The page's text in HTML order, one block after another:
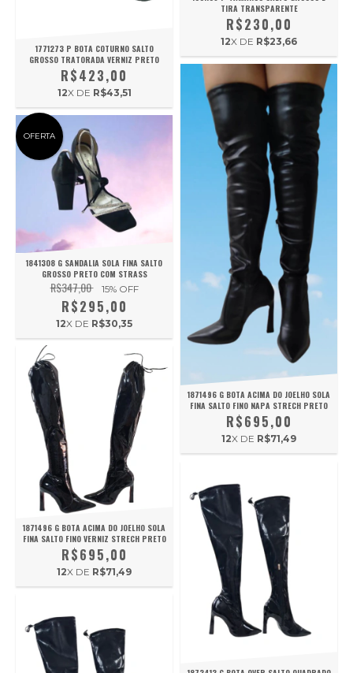
1771273 P BOTA COTURNO SALTO
GROSSO TRATORADA VERNIZ PRETO
R$423,00
12X DE R$43,51
TIRA TRANSPARENTE
R$230,00
12X DE R$23,66
OFERTA
1841308 G SANDALIA SOLA FINA SALTO
GROSSO PRETO COM STRASS
R$347,00 15% OFF
R$295,00
12X DE R$30,35
1871496 G BOTA ACIMA DO JOELHO SOLA
FINA SALTO FINO NAPA STRECH PRETO
R$695,00
12X DE R$71,49
1871496 G BOTA ACIMA DO JOELHO SOLA
FINA SALTO FINO VERNIZ STRECH PRETO
R$695,00
12X DE R$71,49